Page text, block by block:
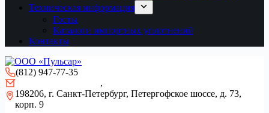
Техническая информация
Госты
Каталоги импортных уплотнений
Контакты
(812) 947-77-35
,
198206, г. Санкт-Петербург, Петергофское шоссе, д. 73,
корп. 9